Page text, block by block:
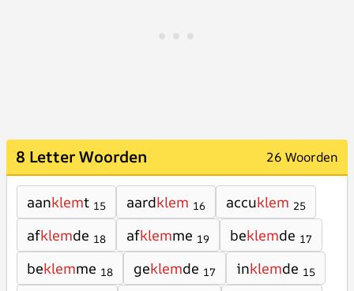
8 Letter Woorden 26 Woorden
aanklemt 15 aardklem 16 accuklem 25
afklemde 18 afklemme 19 beklemde 17
beklemme 18 geklemde 17 inklemde 15